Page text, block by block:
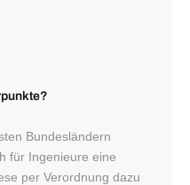
Bundesländern
für Ingenieure eine
per Verordnung dazu